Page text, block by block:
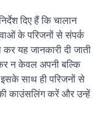
दिए हैं कि चालान
के परिजनों से संपर्क
यह जानकारी दी जाती
न केवल अपनी बल्कि
साथ ही परिजनों से
काउंसलिंग करें और उन्हें